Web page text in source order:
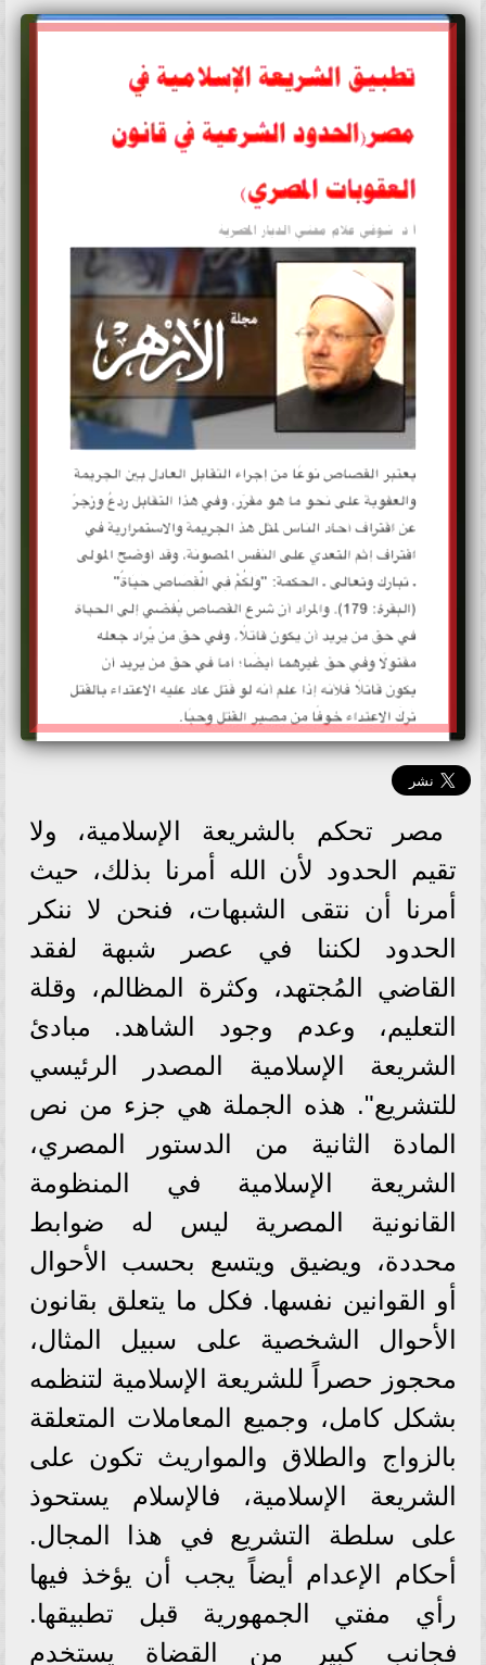
مصر تحكم بالشريعة الإسلامية، ولا
تقيم الحدود لأن الله أمرنا بذلك، حيث
أمرنا أن نتقى الشبهات، فنحن لا ننكر
الحدود لكننا في عصر شبهة لفقد
القاضي المُجتهد، وكثرة المظالم، وقلة
التعليم، وعدم وجود الشاهد. مبادئ
الشريعة الإسلامية المصدر الرئيسي
للتشريع". هذه الجملة هي جزء من نص
المادة الثانية من الدستور المصري،
الشريعة الإسلامية في المنظومة
القانونية المصرية ليس له ضوابط
محددة، ويضيق ويتسع بحسب الأحوال
أو القوانين نفسها. فكل ما يتعلق بقانون
الأحوال الشخصية على سبيل المثال،
محجوز حصراً للشريعة الإسلامية لتنظمه
بشكل كامل، وجميع المعاملات المتعلقة
بالزواج والطلاق والمواريث تكون على
الشريعة الإسلامية، فالإسلام يستحوذ
على سلطة التشريع في هذا المجال.
أحكام الإعدام أيضاً يجب أن يؤخذ فيها
رأي مفتي الجمهورية قبل تطبيقها.
فجانب كبير من القضاة يستخدم